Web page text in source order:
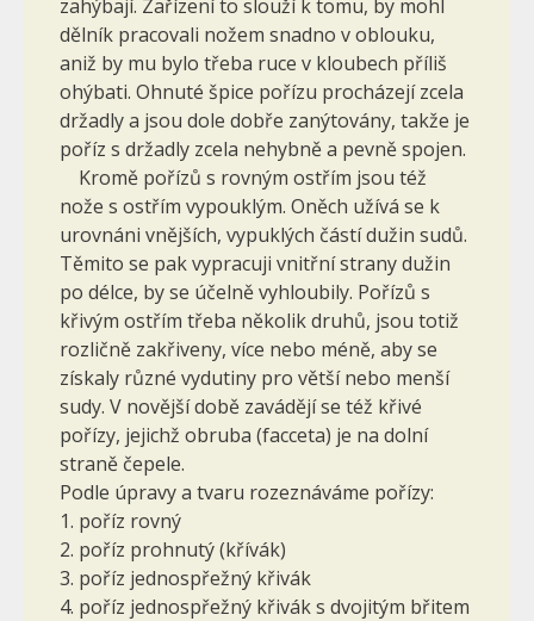
zahýbají. Zařízení to slouží k tomu, by mohl
dělník pracovali nožem snadno v oblouku,
aniž by mu bylo třeba ruce v kloubech příliš
ohýbati. Ohnuté špice pořízu procházejí zcela
držadly a jsou dole dobře zanýtovány, takže je
poříz s držadly zcela nehybně a pevně spojen.
Kromě pořízů s rovným ostřím jsou též
nože s ostřím vypouklým. Oněch užívá se k
urovnáni vnějších, vypuklých částí dužin sudů.
Tě­mito se pak vypracuji vnitřní strany dužin
po délce, by se účelně vy­hloubily. Pořízů s
křivým ostřím třeba několik druhů, jsou totiž
rozličně zakřiveny, více nebo méně, aby se
získaly různé vydutiny pro větší nebo menší
sudy. V novější době zavádějí se též křivé
pořízy, jejichž obruba (facceta) je na dolní
straně čepele.
Podle úpravy a tvaru rozeznáváme pořízy:
1. poříz rovný
2. poříz prohnutý (křívák)
3. poříz jednospřežný křivák
4. poříz jednospřežný křivák s dvojitým břitem